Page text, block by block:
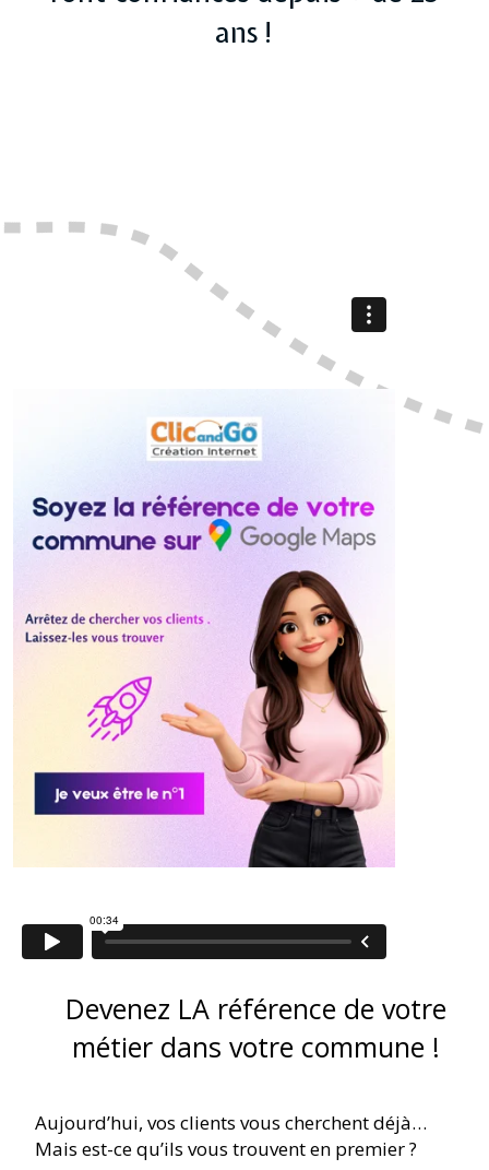
ans !
Devenez LA référence de votre
métier dans votre commune !
Aujourd’hui, vos clients vous cherchent déjà…
Mais est-ce qu’ils vous trouvent en premier ?